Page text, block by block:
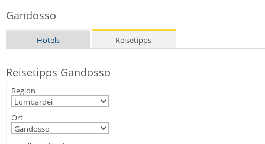
Gandosso
Hotels Reisetipps
Reisetipps Gandosso
Region
Ort